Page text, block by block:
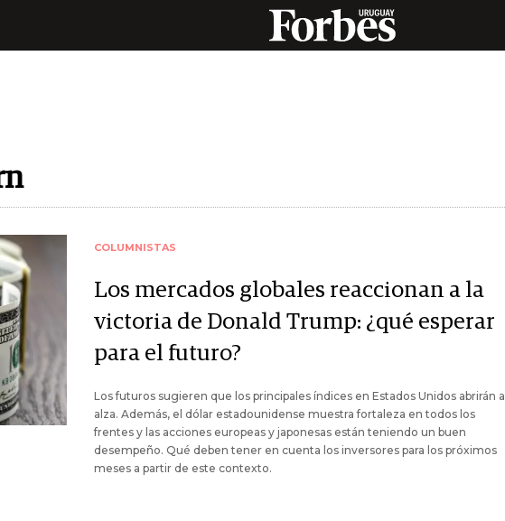
COLUMNISTAS
Los mercados globales reaccionan a la
victoria de Donald Trump: ¿qué esperar
para el futuro?
Los futuros sugieren que los principales índices en Estados Unidos abrirán al
alza. Además, el dólar estadounidense muestra fortaleza en todos los
frentes y las acciones europeas y japonesas están teniendo un buen
desempeño. Qué deben tener en cuenta los inversores para los próximos
meses a partir de este contexto.